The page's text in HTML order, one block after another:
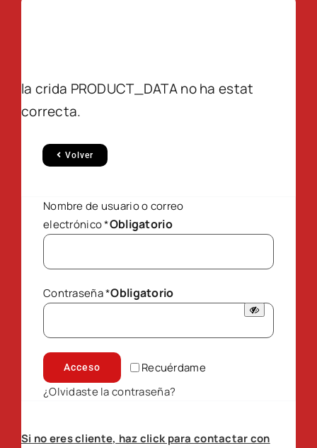
la crida PRODUCT_DATA no ha estat
correcta.
Volver
Nombre de usuario o correo
electrónico*Obligatorio
Contraseña*Obligatorio
Recuérdame
Acceso
¿Olvidaste la contraseña?
Si no eres cliente, haz click para contactar con